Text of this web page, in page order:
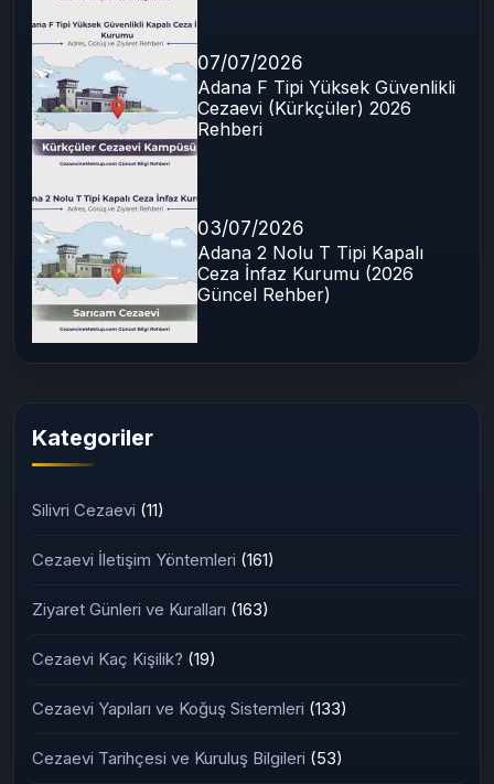
07/07/2026
Adana F Tipi Yüksek Güvenlikli
Cezaevi (Kürkçüler) 2026
Rehberi
03/07/2026
Adana 2 Nolu T Tipi Kapalı
Ceza İnfaz Kurumu (2026
Güncel Rehber)
Kategoriler
Silivri Cezaevi (11)
Cezaevi İletişim Yöntemleri (161)
Ziyaret Günleri ve Kuralları (163)
Cezaevi Kaç Kişilik? (19)
Cezaevi Yapıları ve Koğuş Sistemleri (133)
Cezaevi Tarihçesi ve Kuruluş Bilgileri (53)